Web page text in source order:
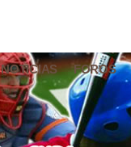
NOTICIAS FOROS